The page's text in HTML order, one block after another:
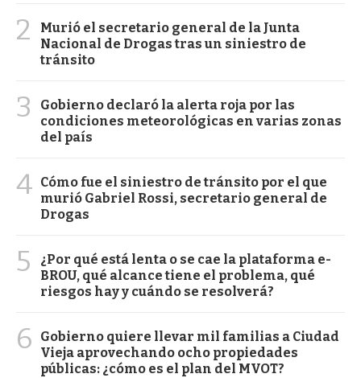
2
Murió el secretario general de la Junta
Nacional de Drogas tras un siniestro de
tránsito
3
Gobierno declaró la alerta roja por las
condiciones meteorológicas en varias zonas
del país
4 Cómo fue el siniestro de tránsito por el que
murió Gabriel Rossi, secretario general de
Drogas
5
¿Por qué está lenta o se cae la plataforma e-
BROU, qué alcance tiene el problema, qué
riesgos hay y cuándo se resolverá?
6
Gobierno quiere llevar mil familias a Ciudad
Vieja aprovechando ocho propiedades
públicas: ¿cómo es el plan del MVOT?